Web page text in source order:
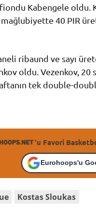
Kabengele oldu.
40 PIR
ribaund ve sayı
oldu. Vezenkov, 20
tek double-
'u Favori
Eurohoops'u
Kostas Sloukas